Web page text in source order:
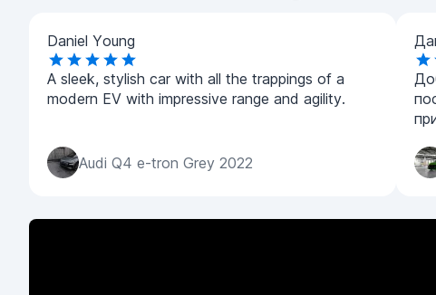
Daniel Young
A sleek, stylish car with all the trappings of a
modern EV with impressive range and agility.
Audi Q4 e-tron Grey 2022